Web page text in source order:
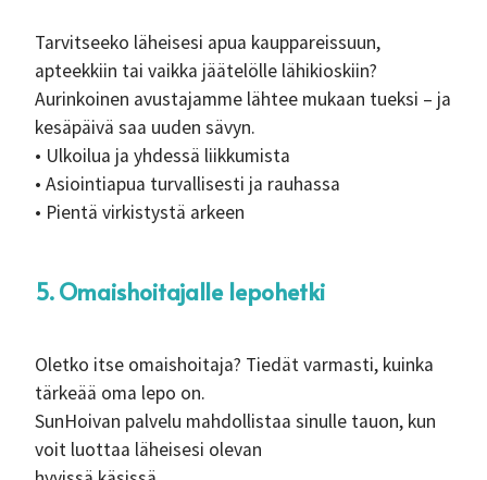
Tarvitseeko läheisesi apua kauppareissuun,
apteekkiin tai vaikka jäätelölle lähikioskiin?
Aurinkoinen avustajamme lähtee mukaan tueksi – ja
kesäpäivä saa uuden sävyn.
• Ulkoilua ja yhdessä liikkumista
• Asiointiapua turvallisesti ja rauhassa
• Pientä virkistystä arkeen
5. Omaishoitajalle lepohetki
Oletko itse omaishoitaja? Tiedät varmasti, kuinka
tärkeää oma lepo on.
SunHoivan palvelu mahdollistaa sinulle tauon, kun
voit luottaa läheisesi olevan